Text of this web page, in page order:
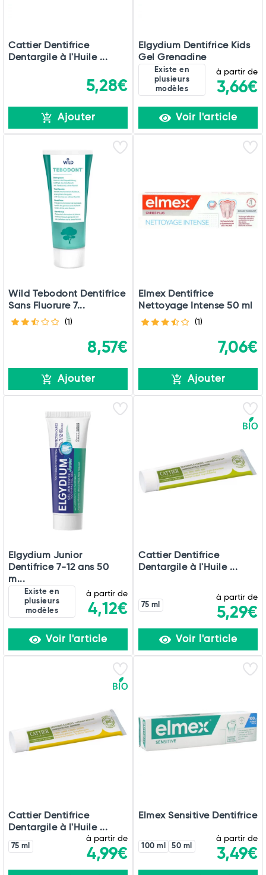
Cattier Dentifrice
Dentargile à l'Huile ...
5,28€
Ajouter
Elgydium Dentifrice Kids
Gel Grenadine
Existe en
plusieurs
modèles
à partir de
3,66€
Voir l'article
Wild Tebodont Dentifrice
Sans Fluorure 7...
(1)
8,57€
Ajouter
Elmex Dentifrice
Nettoyage Intense 50 ml
(1)
7,06€
Ajouter
Elgydium Junior
Dentifrice 7-12 ans 50
m...
Existe en
plusieurs
modèles
à partir de
4,12€
Voir l'article
Cattier Dentifrice
Dentargile à l'Huile ...
75 ml
à partir de
5,29€
Voir l'article
Cattier Dentifrice
Dentargile à l'Huile ...
75 ml
à partir de
4,99€
Elmex Sensitive Dentifrice
100 ml 50 ml
à partir de
3,49€